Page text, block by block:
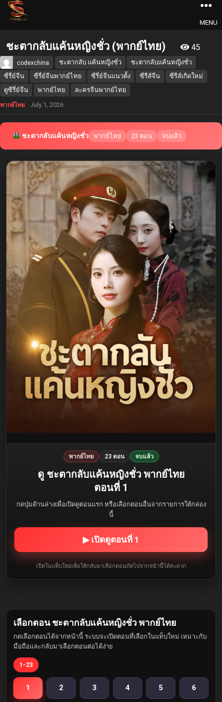
MENU
ชะตากลับแค้นหญิงชั่ว (พากย์ไทย) 45
codexchina ชะตากลับ แค้นหญิงชั่ว
ชะตากลับแค้นหญิงชั่ว
ซีรี่ย์จีน
ซีรี่ย์จีนพากย์ไทย ซีรี่ย์จีนแนวตั้ง ซีรีส์จีน
ซีรีส์เกิดใหม่
ดูซีรี่ย์จีน
พากย์ไทย ละครจีนพากย์ไทย
พากย์ไทย July 1, 2026
ชะตากลับแค้นหญิงชั่ว พากย์ไทย 23 ตอน จบแล้ว
พากย์ไทย 23 ตอน จบแล้ว
ดู ชะตากลับแค้นหญิงชั่ว พากย์ไทย
ตอนที่ 1
กดปุ่มด้านล่างเพื่อเปิดดูตอนแรก หรือเลือกตอนอื่นจากรายการใต้กล่อง
นี้
▶ เปิดดูตอนที่ 1
เปิดในแท็บใหม่เพื่อให้กลับมาเลือกตอนถัดไปจากหน้านี้ได้สะดวก
เลือกตอน ชะตากลับแค้นหญิงชั่ว พากย์ไทย
กดเลือกตอนได้จากหน้านี้ ระบบจะเปิดตอนที่เลือกในแท็บใหม่ เหมาะกับ
มือถือและกลับมาเลือกตอนต่อได้ง่าย
1-23
1 2 3 4 5 6